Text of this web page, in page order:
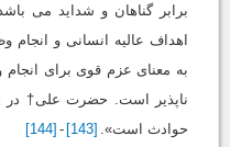
برابر گناهان و شداید می
اهداف عالیه انسانی و
به معنای عزم قوی برای انجام
ناپذیر است. حضرت علی† در
حوادث است». [143]
-
[144]